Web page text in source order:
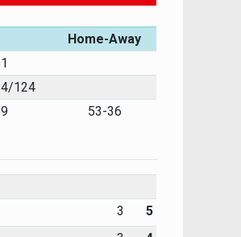
Home-Away
124
53-36
3
5